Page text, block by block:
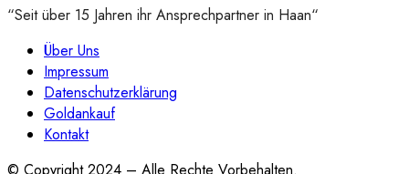
“Seit über 15 Jahren ihr Ansprechpartner in Haan“
Über Uns
Impressum
Datenschutzerklärung
Goldankauf
Kontakt